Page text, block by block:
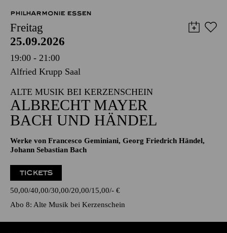
PHILHARMONIE ESSEN
Freitag
25.09.2026
19:00 - 21:00
Alfried Krupp Saal
ALTE MUSIK BEI KERZENSCHEIN
ALBRECHT MAYER
BACH UND HÄNDEL
Werke von Francesco Geminiani, Georg Friedrich Händel,
Johann Sebastian Bach
TICKETS
50,00 40,00 30,00 20,00 15,00 - €
Abo 8: Alte Musik bei Kerzenschein